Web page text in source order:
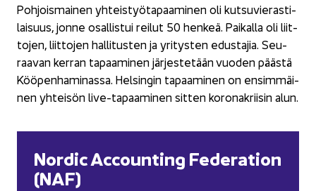
Poh­jois­mai­nen yh­teis­työ­ta­paa­mi­nen oli kut­su­vie­ras­ti­
lai­suus, jonne osal­lis­tui rei­lut 50 hen­keä. Pai­kal­la oli liit­
to­jen, liit­to­jen hal­li­tus­ten ja yri­tys­ten edus­ta­jia. Seu­
raa­van ker­ran ta­paa­mi­nen jär­jes­te­tään vuo­den pääs­tä
Köö­pen­ha­mi­nas­sa. Hel­sin­gin ta­paa­mi­nen on en­sim­mäi­
nen yh­tei­sön live-​tapaaminen sit­ten ko­ro­na­krii­sin alun.
Nor­dic Accoun­ting Fe­de­ra­tion
(NAF)